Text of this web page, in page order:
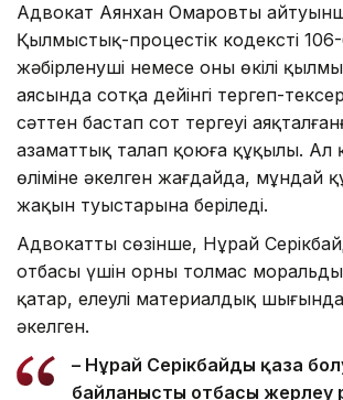
Адвокат Аянхан Омаровтың
Қылмыстық-процестік кодекстің
жәбірленуші немесе оның өкілі
аясында сотқа дейінгі тергеп-
сәттен бастап сот тергеуі
азаматтық талап қоюға құқылы.
өліміне әкелген жағдайда, мұндай
жақын туыстарына беріледі.
Адвокаттың сөзінше, Нұрай
отбасы үшін орны толмас
қатар, елеулі материалдық
әкелген.
– Нұрай Серікбайдың қаза
байланысты отбасы жерлеу